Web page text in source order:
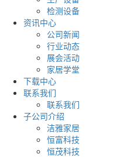
检测设备
资讯中心
公司新闻
行业动态
展会活动
家居学堂
下载中心
联系我们
联系我们
子公司介绍
洁雅家居
恒富科技
恒茂科技